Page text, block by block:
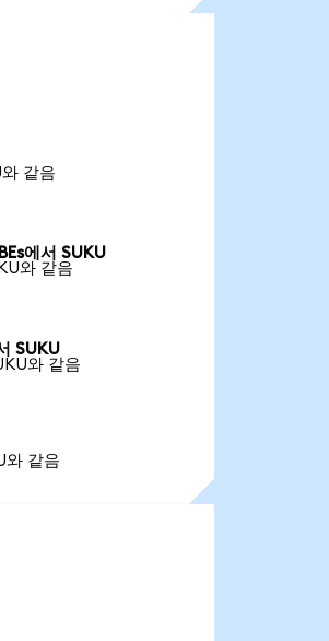
같음
에서 SUKU
와 같음
SUKU
와 같음
와 같음